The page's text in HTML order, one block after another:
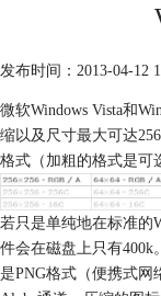
发布时间：2013-04-12
微软Windows Vista和
缩以及尺寸最大可达
格式（加粗的格式是可
若只是单纯地在标准的
件会在磁盘上只有400k
是PNG格式（便携式